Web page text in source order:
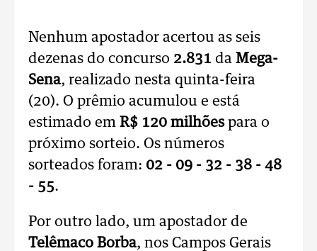
Nenhum apostador acertou as seis
dezenas do concurso 2.831 da Mega-
Sena, realizado nesta quinta-feira
(20). O prêmio acumulou e está
estimado em R$ 120 milhõespara o
próximo sorteio. Os números
sorteados foram: 02 - 09 - 32 - 38 - 48
- 55.
Por outro lado, um apostador de
Telêmaco Borba, nos Campos Gerais